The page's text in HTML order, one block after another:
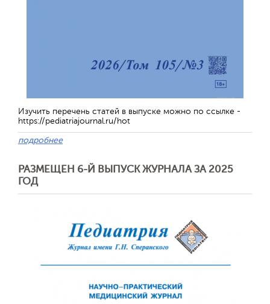
Изучить перечень статей в выпуске можно по ссылке -
https://pediatriajournal.ru/hot
подробнее
РАЗМЕЩЕН 6-Й ВЫПУСК ЖУРНАЛА ЗА 2025
ГОД
Обратная